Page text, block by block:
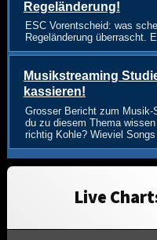
Regeländerung!
ESC Vorentscheid: was
Regeländerung überrascht.
Musikstreaming
kassieren!
Grosser Bericht zum Musik-
du zu diesem Thema
richtig Kohle? Wieviel
Live